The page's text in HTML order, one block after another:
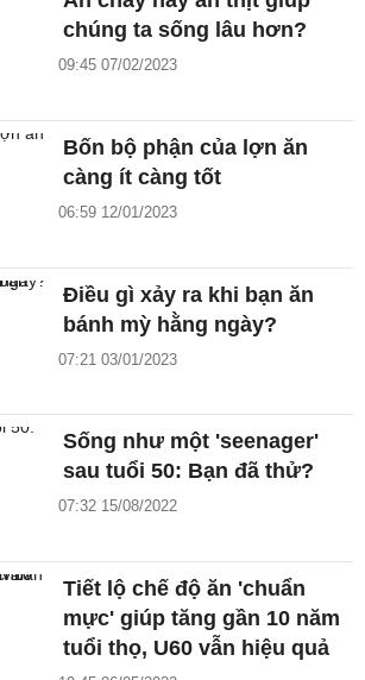
chúng ta sống lâu hơn?
09:45 07/02/2023
Bốn bộ phận của lợn ăn
càng ít càng tốt
06:59 12/01/2023
Điều gì xảy ra khi bạn ăn
bánh mỳ hằng ngày?
07:21 03/01/2023
Sống như một 'seenager'
sau tuổi 50: Bạn đã thử?
07:32 15/08/2022
Tiết lộ chế độ ăn 'chuẩn
mực' giúp tăng gần 10 năm
tuổi thọ, U60 vẫn hiệu quả